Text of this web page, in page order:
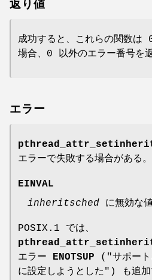
返り値
成功すると、これらの関数
場合、0 以外のエラー番号を返
エラー
エラーで失敗する場合がある。
EINVAL
inheritsched に無効な
POSIX.1 では、
エラー ENOTSUP ("サポート
に設定しようとした") も追加